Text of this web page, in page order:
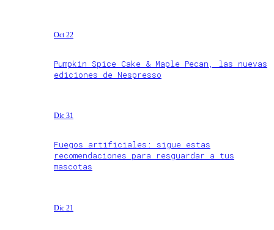
Oct 22
Pumpkin Spice Cake & Maple Pecan, las nuevas
ediciones de Nespresso
Dic 31
Fuegos artificiales: sigue estas
recomendaciones para resguardar a tus
mascotas
Dic 21